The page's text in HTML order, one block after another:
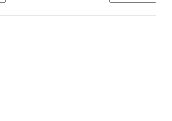
Карл III